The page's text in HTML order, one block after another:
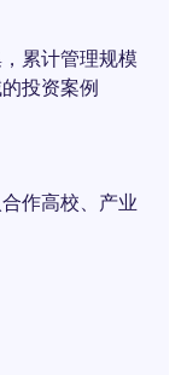
累计管理规模
投资案例
作高校、产业